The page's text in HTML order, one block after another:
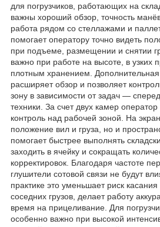
для погрузчиков, работающих на
важны хороший обзор, точность
работа рядом со стеллажами и
помогает оператору точно видеть
при подъеме, размещении и снятии
важно при работе на высоте, в узких
плотным хранением.
расширяет обзор и позволяет
зону в зависимости от задач —
техники. За счет двух камер
контроль над рабочей зоной. На
положение вил и груза, но и
помогает быстрее выполнять
заходить в ячейку и сокращать
корректировок. Благодаря частоте
глушители сотовой связи не будут
практике это уменьшает риск
соседних грузов, делает работу
время на прицеливание. Для
особенно важно при высокой